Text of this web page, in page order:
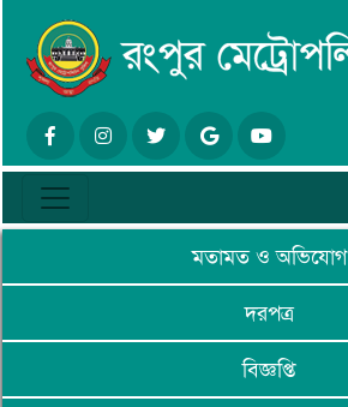
মতামত ও অভিযোগ
দরপত্র
বিজ্ঞপ্তি